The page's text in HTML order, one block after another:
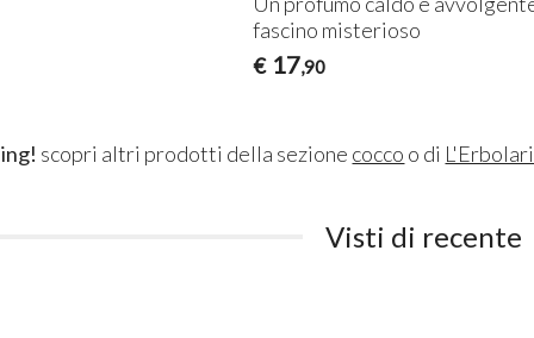
fascino misterioso
€ 17,90
scopri altri prodotti della sezione cocco o di
Visti di recente